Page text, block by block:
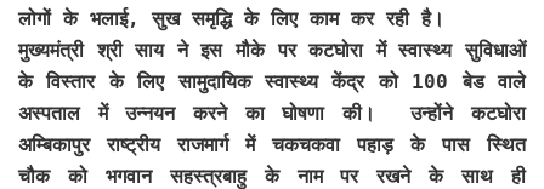
लोगों के भलाई, सुख समृद्धि के लिए काम कर रही है।
मुख्यमंत्री श्री साय ने इस मौके पर कटघोरा में स्वास्थ्य सुविधाओं
के विस्तार के लिए सामुदायिक स्वास्थ्य केंद्र को 100 बेड वाले
अस्पताल में उन्नयन करने का घोषणा की। उन्होंने कटघोरा
अम्बिकापुर राष्ट्रीय राजमार्ग में चकचकवा पहाड़ के पास स्थित
चौक को भगवान सहस्त्रबाहु के नाम पर रखने के साथ ही